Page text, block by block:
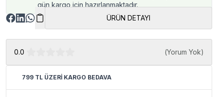
gün kargo için hazırlanmaktadır.
ÜRÜN DETAYI
0.0 (Yorum Yok)
799 TL ÜZERİ KARGO BEDAVA